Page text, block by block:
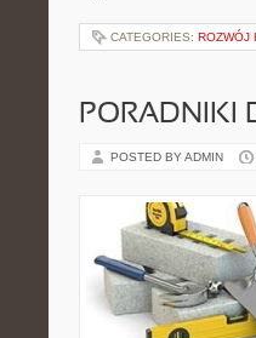
CATEGORIES: ROZWÓJ
PORADNIKI
POSTED BY ADMIN